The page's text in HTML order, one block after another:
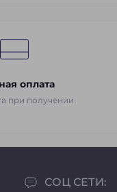
оплата
при получении
СОЦ СЕТИ: